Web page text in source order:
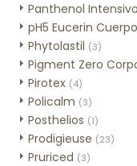
Panthenol Intensivo
pH5 Eucerin Cuerpo
Phytolastil (3)
Pigment Zero
Pirotex (4)
Policalm (3)
Posthelios (1)
Prodigieuse (23)
Pruriced (3)